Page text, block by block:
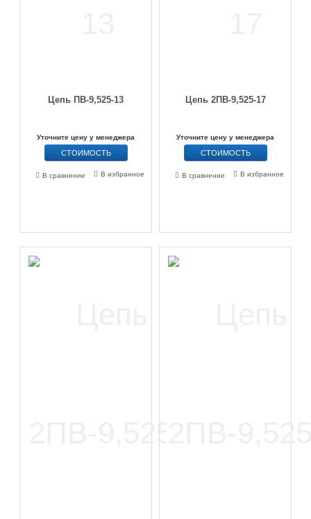
Цепь ПВ-9,525-13
Уточните цену у менеджера
СТОИМОСТЬ
В избранное
В сравнение
Цепь 2ПВ-9,525-17
Уточните цену у менеджера
СТОИМОСТЬ
В избранное
В сравнение